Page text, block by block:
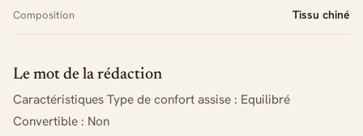
Composition Tissu chiné
Le mot de la rédaction
Caractéristiques Type de confort assise : Equilibré
Convertible : Non